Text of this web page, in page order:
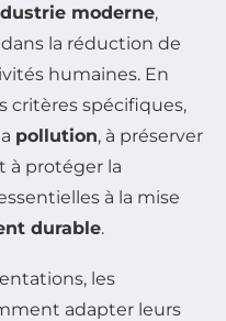
moderne,
la réduction de
humaines. En
critères spécifiques,
pollution, à préserver
à protéger la
à la mise
durable.
les
adapter leurs